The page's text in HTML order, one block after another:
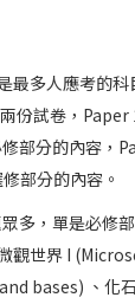
最多人應考的科
份試卷，Paper
部分的內容，
部分的內容。
多，單是必修
觀世界 I
bases) 、化